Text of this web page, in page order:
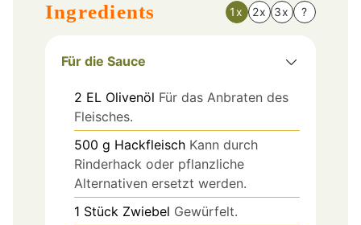
Ingredients 1x 2x 3x ?
Für die Sauce
2 EL Olivenöl Für das Anbraten des
Fleisches.
500 g Hackfleisch Kann durch
Rinderhack oder pflanzliche
Alternativen ersetzt werden.
1 Stück Zwiebel Gewürfelt.